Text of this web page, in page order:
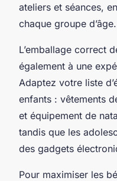
ateliers et séances,
chaque groupe d’âge.
L’emballage correct
également à une
Adaptez votre liste
enfants : vêtements
et équipement de
tandis que les
des gadgets
Pour maximiser les